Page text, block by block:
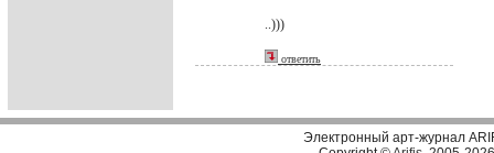
..)))
ответить
Электронный арт-журнал